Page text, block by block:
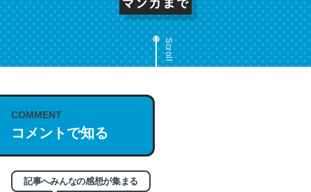
Scroll
COMMENT
コメントで知る
記事へみんなの感想が集まる
これは名文。彼はとてもクレバーなんだろうなと凄く思
う。英語少しでも読める人は原文もお勧め。自分はこの流
れ好き。Let’s Fucking Go. Then Covid hit. Shit.